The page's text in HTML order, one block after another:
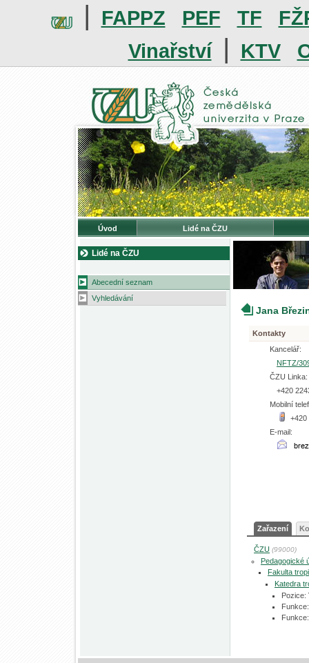
| FAPPZ PEF TF
Vinařství | KTV
Úvod Lidé na ČZU
Lidé na ČZU
Abecední seznam
Vyhledávání
Jana
Kontakty
Kancelář:
NFTZ/
ČZU Linka:
+420
Mobilní
+420
E-mail:
Zařazení
ČZU (99000)
Pedagogické
Fakulta
Katedra
Pozice:
Funkce:
Funkce: